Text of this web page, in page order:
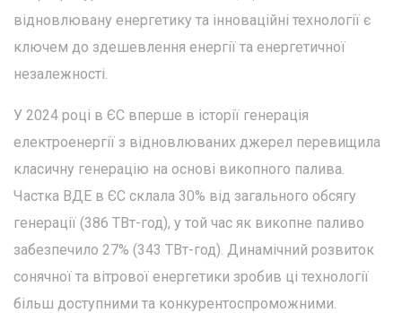
відновлювану енергетику та інноваційні технології є
ключем до здешевлення енергії та енергетичної
незалежності.
У 2024 році в ЄС вперше в історії генерація
електроенергії з відновлюваних джерел перевищила
класичну генерацію на основі викопного палива.
Частка ВДЕ в ЄС склала 30% від загального обсягу
генерації (386 ТВт-год), у той час як викопне паливо
забезпечило 27% (343 ТВт-год). Динамічний розвиток
сонячної та вітрової енергетики зробив ці технології
більш доступними та конкурентоспроможними.